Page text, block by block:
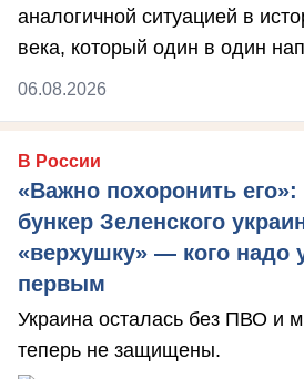
аналогичной ситуацией в
века, который один в один
06.08.2026
В России
«Важно похоронить его»:
бункер Зеленского
«верхушку» — кого надо
первым
Украина осталась без ПВО и
теперь не защищены.